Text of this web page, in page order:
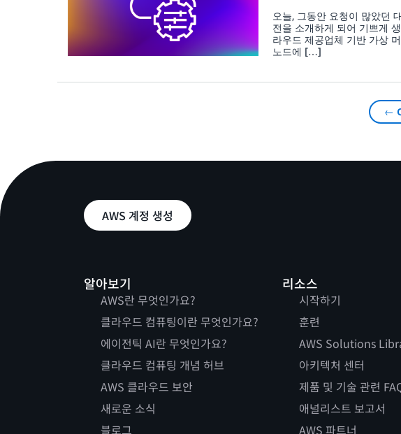
오늘, 그동안 요청이 많았던
전을 소개하게 되어 기쁘게
라우드 제공업체 기반 가상
노드에 […]
←
AWS 계정 생성
알아보기
AWS란 무엇인가요?
클라우드 컴퓨팅이란 무엇인가요?
에이전틱 AI란 무엇인가요?
클라우드 컴퓨팅 개념 허브
AWS 클라우드 보안
새로운 소식
블로그
리소스
시작하기
훈련
AWS Solutions
아키텍처 센터
제품 및 기술 관련
애널리스트 보고서
AWS 파트너